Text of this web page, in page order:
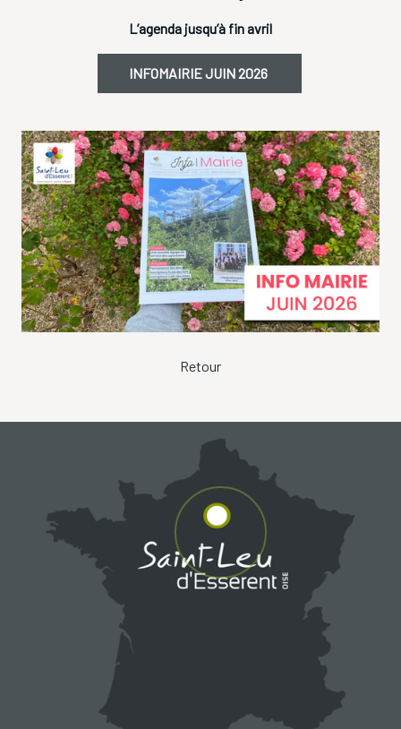
L’agenda jusqu’à fin avril
INFOMAIRIE JUIN 2026
Retour